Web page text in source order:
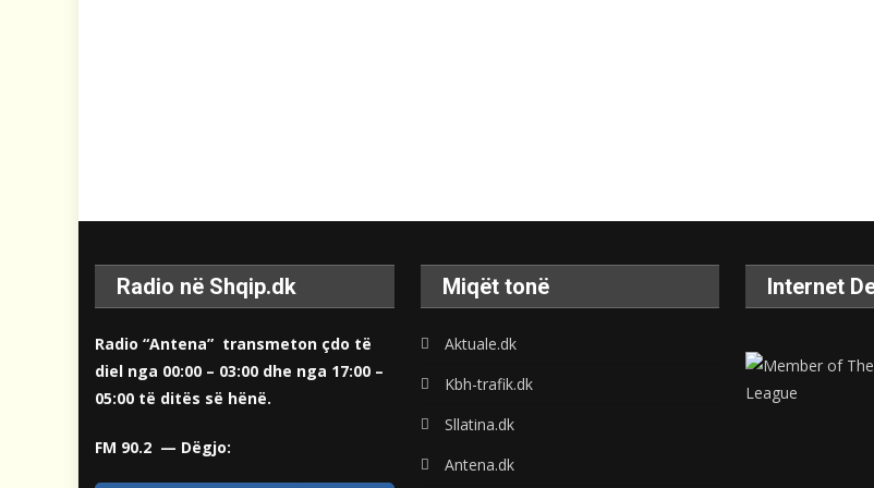
Radio në Shqip.dk
Radio “Antena” transmeton çdo të
diel nga 00:00 – 03:00 dhe nga 17:00 –
05:00 të ditës së hënë.
FM 90.2 — Dëgjo:
Miqët tonë
Aktuale.dk
Kbh-trafik.dk
Sllatina.dk
Antena.dk
Internet